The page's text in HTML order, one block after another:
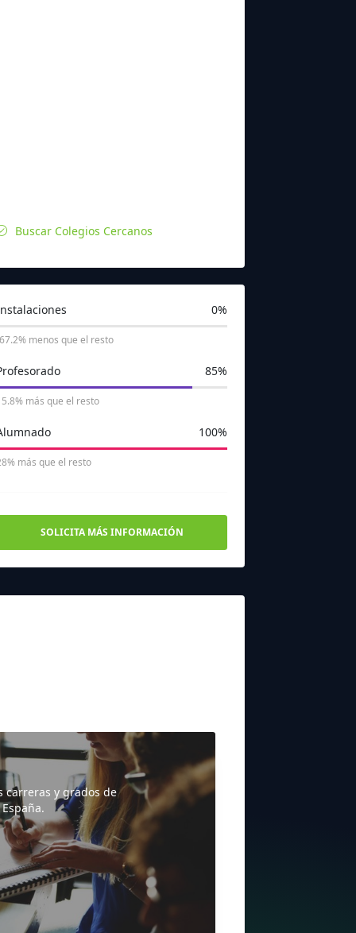
Buscar Colegios Cercanos
0%
menos que el resto
85%
más que el resto
100%
más que el resto
SOLICITA MÁS INFORMACIÓN
carreras y grados de